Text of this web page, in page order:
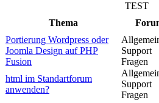
TEST
Thema
Portierung Wordpress oder
Joomla Design auf PHP
Fusion
Support
Fragen
html im Standartforum
anwenden?
Support
Fragen